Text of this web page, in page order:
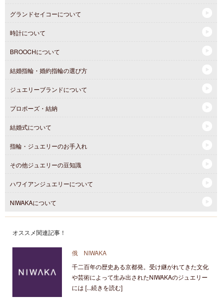
グランドセイコーについて
時計について
BROOCHについて
結婚指輪・婚約指輪の選び方
ジュエリーブランドについて
プロポーズ・結納
結婚式について
指輪・ジュエリーのお手入れ
その他ジュエリーの豆知識
ハワイアンジュエリーについて
NIWAKAについて
オススメ関連記事！
俄 NIWAKA
千二百年の歴史ある京都発。受け継がれてきた文化
や芸術によって生み出されたNIWAKAのジュエリー
には [...続きを読む]